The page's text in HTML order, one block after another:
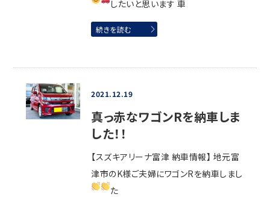
したいと思います 車
続きを読む
2021.12.19
真っ赤なワゴンRを納車しま
した！！
【スズキアリーナ富津 納車情報】 地元富
津市のK様ご夫婦にワゴンRを納車しまし
た